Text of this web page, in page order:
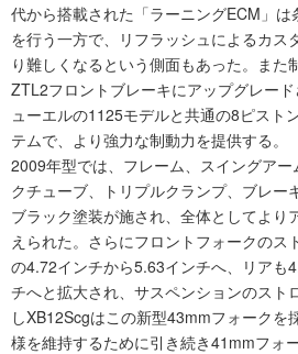
代から搭載された「ラーニングECM」は
を行う一方で、リフラッシュによるカス
り難しくなるという側面もあった。また
ZTL2フロントブレーキにアップグレー
ューエルの1125モデルと共通の8ピスト
テムで、より強力な制動力を提供する。
2009年型では、フレーム、スイングア
クチューブ、トリプルクランプ、ブレー
ブラック塗装が施され、全体としてより
えられた。さらにフロントフォークのス
の4.72インチから5.63インチへ、リアも
チへと拡大され、サスペンションのスト
しXB12Scgはこの新型43mmフォークを
様を維持するために引き続き41mmフォ